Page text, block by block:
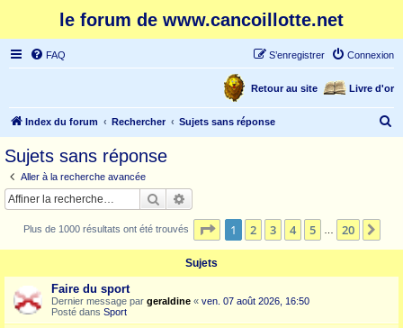
le forum de www.cancoillotte.net
FAQ Connexion
S’enregistrer
Livre d'or
Retour au site
Index du forum Rechercher Sujets sans réponse
c
Sujets sans réponse
Aller à la recherche avancée
Rechercher
Plus de 1000 résultats ont été trouvés Page 1sur20
1 2 3 4 5 20
Sujets
Faire du sport
Dernier message par geraldine « ven. 07 août 2026, 16:50
Posté dans Sport